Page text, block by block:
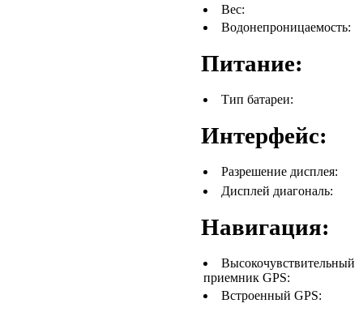
Вес:
Водонепроницаемость:
Питание:
Тип батареи:
Интерфейс:
Разрешение дисплея:
Дисплей диагональ:
Навигация:
Высокочувствительный
приемник GPS:
Встроенный GPS: